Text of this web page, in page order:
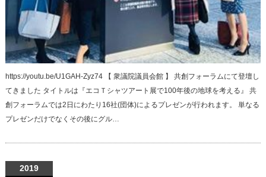
https://youtu.be/U1GAH-Zyz74 【 衆議院議員会館 】 共創フォーラムにて登壇し
てきました タイトルは『エコＴシャツアート展で100年後の地球を考える』 共
創フォーラムでは2日にわたり16社(団体)によるプレゼンが行われます。 単なる
プレゼンだけでなくその後にグル…
2019